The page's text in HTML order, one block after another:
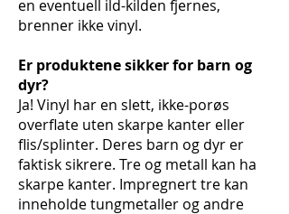
en eventuell ild-kilden fjernes,
brenner ikke vinyl.
Er produktene sikker for barn og
dyr?
Ja! Vinyl har en slett, ikke-porøs
overflate uten skarpe kanter eller
flis/splinter. Deres barn og dyr er
faktisk sikrere. Tre og metall kan ha
skarpe kanter. Impregnert tre kan
inneholde tungmetaller og andre